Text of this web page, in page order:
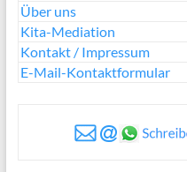
Über uns
Kita-Mediation
Kontakt / Impressum
E-Mail-Kontaktformular